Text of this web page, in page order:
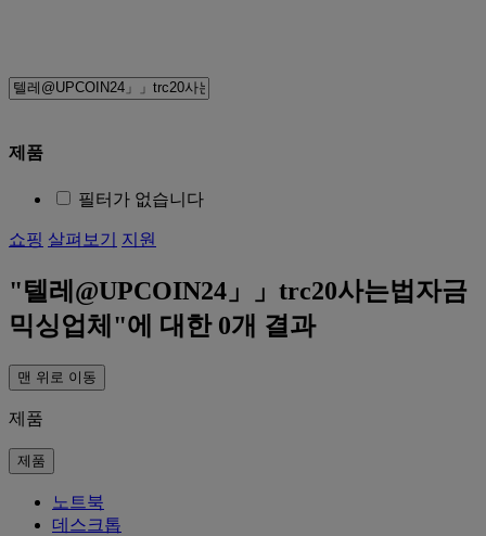
제품
필터가 없습니다
쇼핑 살펴보기 지원
텔레@UPCOIN24」」trc20사는법자금
믹싱업체
에 대한 0개 결과
맨 위로 이동
제품
제품
노트북
데스크톱